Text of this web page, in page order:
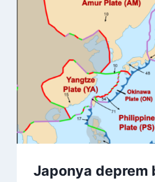
Japonya deprem